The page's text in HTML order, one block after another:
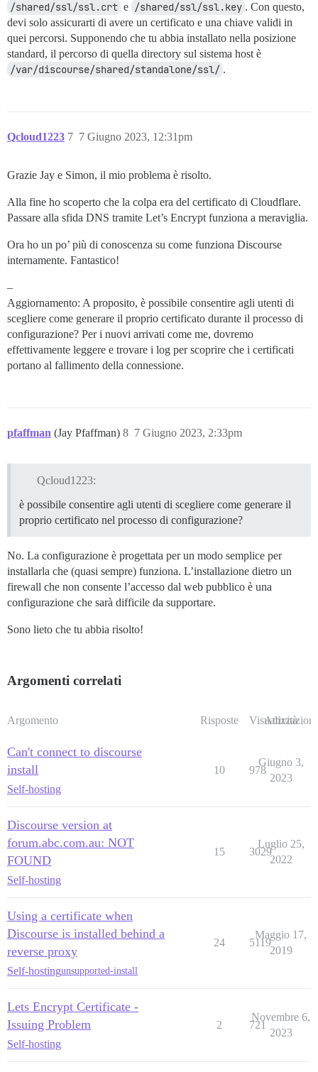
/shared/ssl/ssl.crt e /shared/ssl/ssl.key . Con questo,
devi solo assicurarti di avere un certificato e una chiave validi in
quei percorsi. Supponendo che tu abbia installato nella posizione
standard, il percorso di quella directory sul sistema host è
/var/discourse/shared/standalone/ssl/ .
Qcloud1223 7 Giugno 2023, 12:31pm
7
Grazie Jay e Simon, il mio problema è risolto.
Alla fine ho scoperto che la colpa era del certificato di Cloudflare.
Passare alla sfida DNS tramite Let’s Encrypt funziona a meraviglia.
Ora ho un po’ più di conoscenza su come funziona Discourse
internamente. Fantastico!
–
Aggiornamento: A proposito, è possibile consentire agli utenti di
scegliere come generare il proprio certificato durante il processo di
configurazione? Per i nuovi arrivati come me, dovremo
effettivamente leggere e trovare i log per scoprire che i certificati
portano al fallimento della connessione.
pfaffman (Jay Pfaffman) 7 Giugno 2023, 2:33pm
8
Qcloud1223:
è possibile consentire agli utenti di scegliere come generare il
proprio certificato nel processo di configurazione?
No. La configurazione è progettata per un modo semplice per
installarla che (quasi sempre) funziona. L’installazione dietro un
firewall che non consente l’accesso dal web pubblico è una
configurazione che sarà difficile da supportare.
Sono lieto che tu abbia risolto!
Argomenti correlati
Argomento Risposte Visualizzazioni
Attività
Can't connect to discourse
install
Self-hosting
10 978
Giugno 3,
2023
Discourse version at
forum.abc.com.au: NOT
FOUND
Self-hosting
15 3029
Luglio 25,
2022
Using a certificate when
Discourse is installed behind a
reverse proxy
Self-hostingunsupported-install
24 5119
Maggio 17,
2019
Lets Encrypt Certificate -
Issuing Problem
Self-hosting
2 721
Novembre 6,
2023